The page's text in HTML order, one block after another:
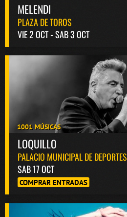
MELENDI
PLAZA DE TOROS
VIE 2 OCT - SAB 3 OCT
1001 MÚSICAS
LOQUILLO
PALACIO MUNICIPAL DE DEPORTES
SAB 17 OCT
COMPRAR ENTRADAS